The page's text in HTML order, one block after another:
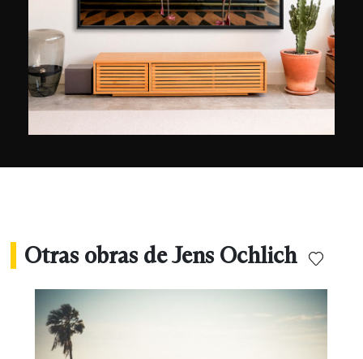
Otras obras de Jens Ochlich